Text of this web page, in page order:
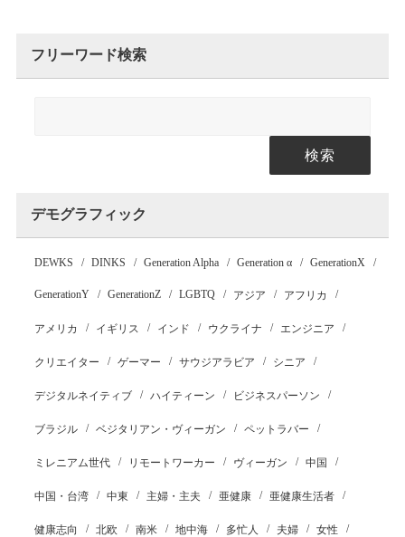
フリーワード検索
検索
デモグラフィック
DEWKS DINKS Generation Alpha Generation α GenerationX
GenerationY GenerationZ LGBTQ アジア アフリカ
アメリカ イギリス インド ウクライナ エンジニア
クリエイター ゲーマー サウジアラビア シニア
デジタルネイティブ ハイティーン ビジネスパーソン
ブラジル ベジタリアン・ヴィーガン ペットラバー
ミレニアム世代 リモートワーカー ヴィーガン 中国
中国・台湾 中東 主婦・主夫 亜健康 亜健康生活者
健康志向 北欧 南米 地中海 多忙人 夫婦 女性